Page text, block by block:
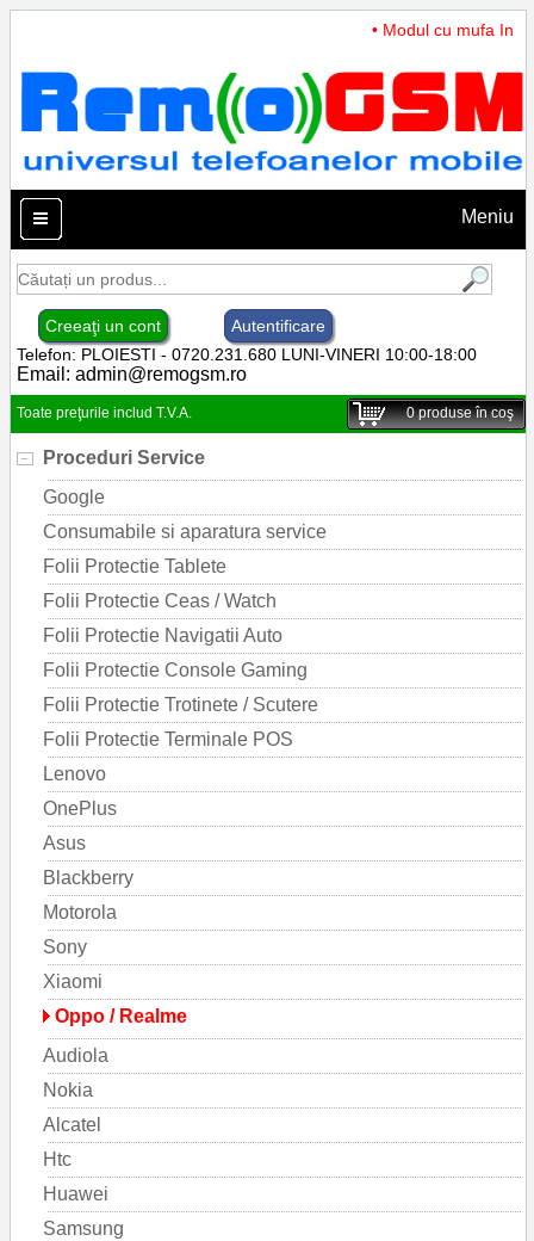
• Modul cu mufa
Meniu
Creeaţi un cont
Autentificare
Telefon: PLOIESTI - 0720.231.680 LUNI-VINERI 10:00-18:00
Email: admin@remogsm.ro
Toate preţurile includ T.V.A. 0produse în coş
Proceduri Service
Google
Consumabile si aparatura service
Folii Protectie Tablete
Folii Protectie Ceas / Watch
Folii Protectie Navigatii Auto
Folii Protectie Console Gaming
Folii Protectie Trotinete / Scutere
Folii Protectie Terminale POS
Lenovo
OnePlus
Asus
Blackberry
Motorola
Sony
Xiaomi
Oppo / Realme
Audiola
Nokia
Alcatel
Htc
Huawei
Samsung